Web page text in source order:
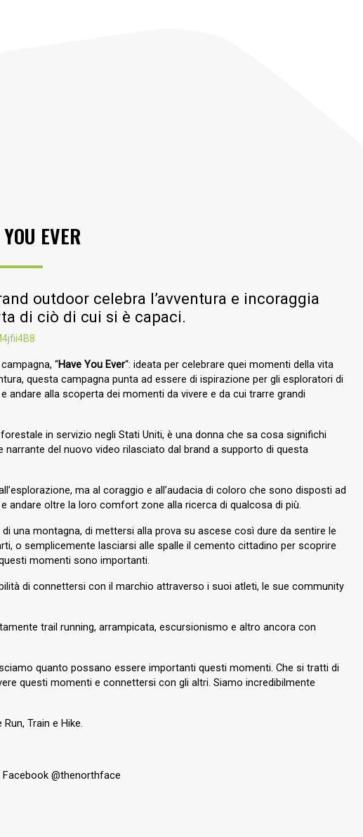
EVER
outdoor celebra l’avventura e incoraggia
di ciò di cui si è capaci.
“Have You Ever“: ideata per celebrare quei momenti della vita
questa campagna punta ad essere di ispirazione per gli esploratori di
andare alla scoperta dei momenti da vivere e da cui trarre grandi
in servizio negli Stati Uniti, è una donna che sa cosa significhi
narrante del nuovo video rilasciato dal brand a supporto di questa
ma al coraggio e all’audacia di coloro che sono disposti ad
andare oltre la loro comfort zone alla ricerca di qualcosa di più.
una montagna, di mettersi alla prova su ascese così dure da sentire le
o semplicemente lasciarsi alle spalle il cemento cittadino per scoprire
momenti sono importanti.
di connettersi con il marchio attraverso i suoi atleti, le sue community
trail running, arrampicata, escursionismo e altro ancora con
quanto possano essere importanti questi momenti. Che si tratti di
questi momenti e connettersi con gli altri. Siamo incredibilmente
Train e Hike.
@thenorthface